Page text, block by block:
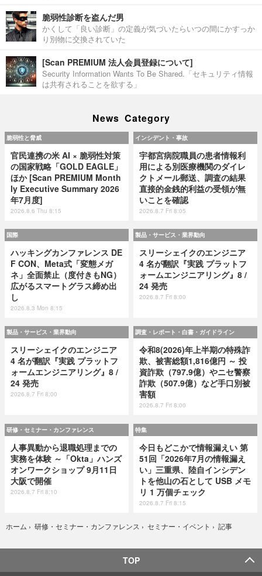
脆弱性診断を盗んだ男
かくして「良い診断」の定義が気づいたらいつの間にかすっか
り別物に交換されていた
[Scan PREMIUM 法人会員登録について]
Security Information Wants To Be Shared.「セキュリティ情報
は共有されることを欲する」
News Category
脆弱性と脅威
官民連携の米 AI × 脆弱性対策
の国家戦略「GOLD EAGLE」
ほか [Scan PREMIUM Month
ly Executive Summary 2026
年7月度]
2026.8.6 Thu 8:15
インシデント・事故
宇都宮病院職員の患者情報利
用による別医療機関のダイレ
クトメール郵送、調査の結果
直接的金銭的利益の受領が無
いことを確認
2026.8.7 Fri 8:05
国際
ハッキングカンファレンス DE
F CON、Meta式「変態メガ
ネ」全面禁止（度付きもNG）
広がるスマートグラス締め出
し
2026.8.3 Mon 8:15
製品・サービス・業界動向
スリーシェイクのエンジニア
4 名が翻訳『実践 プラットフ
ォームエンジニアリング』8 /
24 発売
2026.8.7 Fri 8:00
製品・サービス・業界動向
スリーシェイクのエンジニア
4 名が翻訳『実践 プラットフ
ォームエンジニアリング』8 /
24 発売
2026.8.7 Fri 8:00
調査・レポート・白書・ガイドライン
令和8(2026)年上半期の特殊詐
欺、被害総額1,816億円 ～ 投
資詐欺（797.9億）やニセ警察
詐欺（507.9億）など手口別被
害額
2026.8.7 Fri 8:00
研修・セミナー・カンファレンス
人事異動から退職処理までの
実務を体験 ～「Okta」ハンズ
オンワークショップ 9月11日
大阪で開催
2026.8.7 Fri 8:10
特集
今日もどこかで情報漏えい 第
51回「2026年7月の情報漏え
い」三重県、陸自インシデン
トを他山の石として USB メモ
リ 1 万個チェック
2026.8.7 Fri 8:15
ホーム › 研修・セミナー・カンファレンス › セミナー・イベント › 記事
TOP